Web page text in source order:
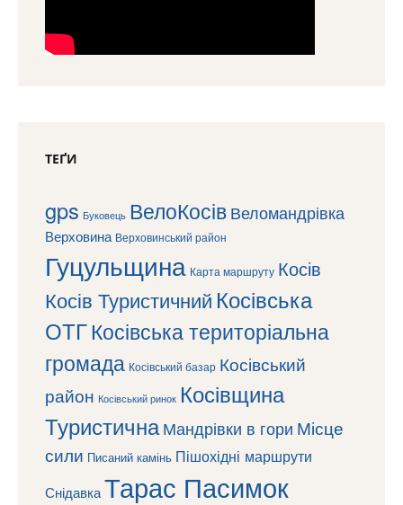
ТЕҐИ
gps Буковець ВелоКосів Веломандрівка
Верховина Верховинський район
Гуцульщина Карта маршруту Косів
Косів Туристичний Косівська
ОТГКосівська територіальна
громада Косівський базар Косівський
район Косівський ринок Косівщина
Туристична Мандрівки в гори Місце
сили Писаний камінь Пішохідні маршрути
СнідавкаТарас Пасимок